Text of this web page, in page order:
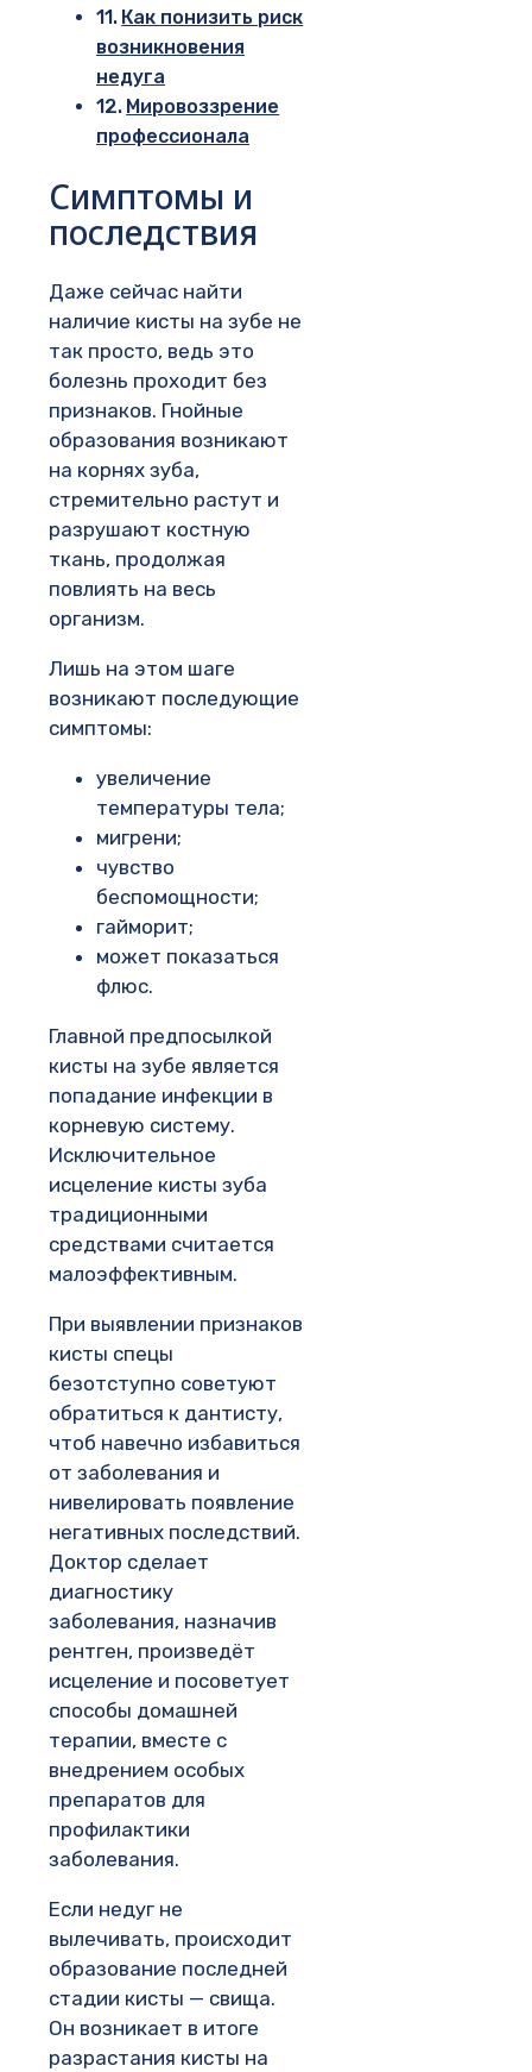
Как понизить риск
возникновения
недуга
Мировоззрение
профессионала
Симптомы и
последствия
Даже сейчас найти
наличие кисты на зубе не
так просто, ведь это
болезнь проходит без
признаков. Гнойные
образования возникают
на корнях зуба,
стремительно растут и
разрушают костную
ткань, продолжая
повлиять на весь
организм.
Лишь на этом шаге
возникают последующие
симптомы:
увеличение
температуры тела;
мигрени;
чувство
беспомощности;
гайморит;
может показаться
флюс.
Главной предпосылкой
кисты на зубе является
попадание инфекции в
корневую систему.
Исключительное
исцеление кисты зуба
традиционными
средствами считается
малоэффективным.
При выявлении признаков
кисты спецы
безотступно советуют
обратиться к дантисту,
чтоб навечно избавиться
от заболевания и
нивелировать появление
негативных последствий.
Доктор сделает
диагностику
заболевания, назначив
рентген, произведёт
исцеление и посоветует
способы домашней
терапии, вместе с
внедрением особых
препаратов для
профилактики
заболевания.
Если недуг не
вылечивать, происходит
образование последней
стадии кисты — свища.
Он возникает в итоге
разрастания кисты на